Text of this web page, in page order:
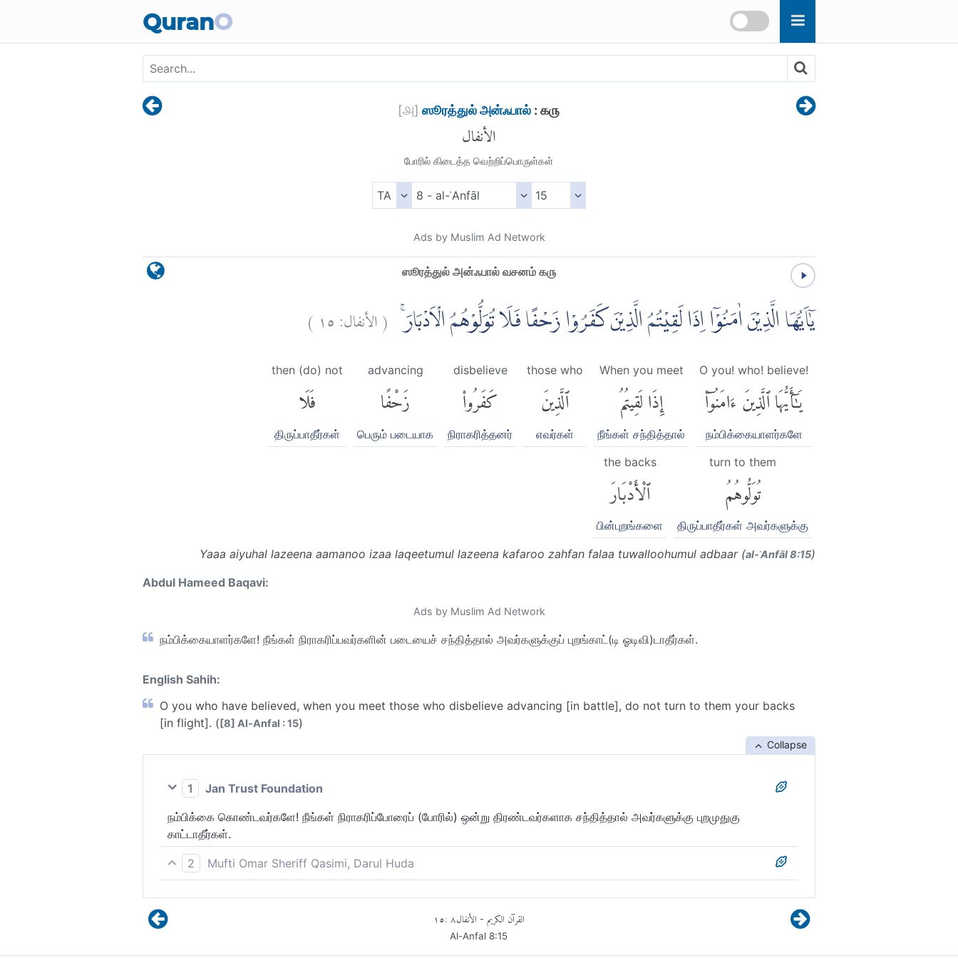
QuranO
[௮] ஸூரத்துல் அன்ஃபால் : ௧௫
الأنفال
போரில் கிடைத்த வெற்றிப்பொருள்கள்
Ads by Muslim Ad Network
ஸூரத்துல் அன்ஃபால் வசனம் ௧௫
يٰٓاَيُّهَا الَّذِيْنَ اٰمَنُوْٓا اِذَا لَقِيْتُمُ الَّذِيْنَ كَفَرُوْا زَحْفًا فَلَا تُوَلُّوْهُمُ الْاَدْبَارَۚ (الأنفال:١٥ )
O you! who! believe!
يَٰٓأَيُّهَا ٱلَّذِينَ ءَامَنُوٓا۟
நம்பிக்கையாளர்களே
When you meet
إِذَا لَقِيتُمُ
நீங்கள் சந்தித்தால்
those who
ٱلَّذِينَ
எவர்கள்
disbelieve
كَفَرُوا۟
நிராகரித்தனர்
advancing
زَحْفًا
பெரும் படையாக
then (do) not
فَلَا
திருப்பாதீர்கள்
turn to them
تُوَلُّوهُمُ
திருப்பாதீர்கள் அவர்களுக்கு
the backs
ٱلْأَدْبَارَ
பின்புறங்களை
Yaaa aiyuhal lazeena aamanoo izaa laqeetumul lazeena kafaroo zahfan falaa tuwalloohumul adbaar (al-ʾAnfāl 8:15)
Abdul Hameed Baqavi:
Ads by Muslim Ad Network
நம்பிக்கையாளர்களே! நீங்கள் நிராகரிப்பவர்களின் படையைச் சந்தித்தால் அவர்களுக்குப் புறங்காட்(டி ஓடிவி)டாதீர்கள்.
English Sahih:
O you who have believed, when you meet those who disbelieve advancing [in battle], do not turn to them your backs
[in flight]. ([8] Al-Anfal : 15)
Collapse
1
Jan Trust Foundation
நம்பிக்கை கொண்டவர்களே! நீங்கள் நிராகரிப்போரைப் (போரில்) ஒன்று திரண்டவர்களாக சந்தித்தால் அவர்களுக்கு புறமுதுகு
காட்டாதீர்கள்.
2
Mufti Omar Sheriff Qasimi, Darul Huda
القرآن الكريم - الأنفال٨:١٥
Al-Anfal 8:15